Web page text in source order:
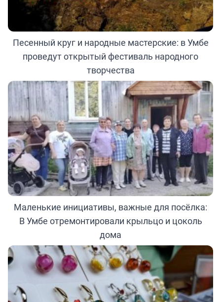
Песенный круг и народные мастерские: в Умбе
проведут открытый фестиваль народного
творчества
Маленькие инициативы, важные для посёлка:
В Умбе отремонтировали крыльцо и цоколь
дома